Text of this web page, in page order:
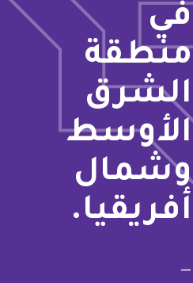
في
منطقة
الشرق
الأوسط
وشمال
أفريقيا.
—